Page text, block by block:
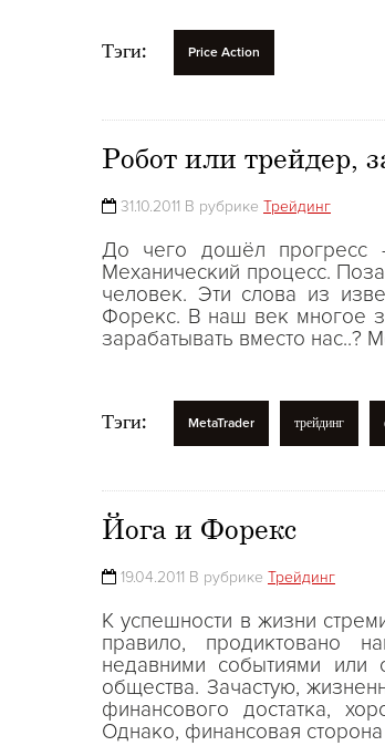
Тэги: Price Action
Робот или трейдер,
31.10.2011 В рубрике Трейдинг
До чего дошёл прогресс
Механический процесс.
человек. Эти слова из
Форекс. В наш век многое
зарабатывать вместо нас..?
Тэги: MetaTrader трейдинг
Йога и Форекс
19.04.2011 В рубрике Трейдинг
К успешности в жизни
правило, продиктовано
недавними событиями или
общества. Зачастую,
финансового достатка,
Однако, финансовая